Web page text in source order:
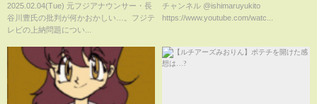
【ひろゆき 切り抜き ホリエモ
ン】
2025.02.04(Tue) 元フジアナウンサー・長
谷川豊氏の批判が何かおかしい…。フジテ
レビの上納問題につい...
チャンネル @ishimaruyukito
https://www.youtube.com/watc...